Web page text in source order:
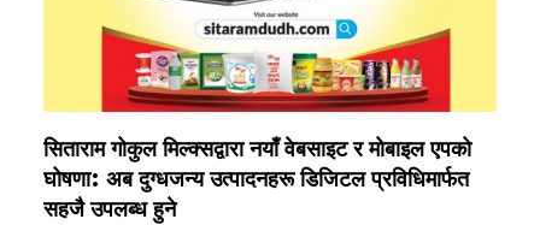
सिताराम गोकुल मिल्क्सद्वारा नयाँ वेबसाइट र मोबाइल एपको
घोषणा: अब दुग्धजन्य उत्पादनहरू डिजिटल प्रविधिमार्फत
सहजै उपलब्ध हुने